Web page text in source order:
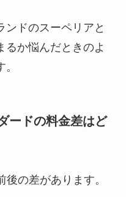
ンドのスーペリアと
るか悩んだときのよ
ードの料金差はど
の差があります。